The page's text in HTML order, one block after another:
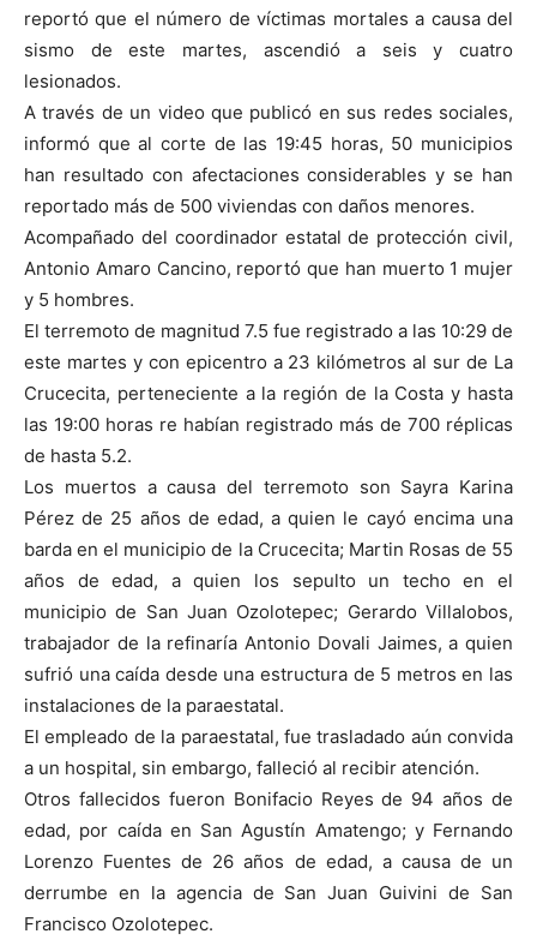
reportó que el número de víctimas mortales a causa del
sismo de este martes, ascendió a seis y cuatro
lesionados.
A través de un video que publicó en sus redes sociales,
informó que al corte de las 19:45 horas, 50 municipios
han resultado con afectaciones considerables y se han
reportado más de 500 viviendas con daños menores.
Acompañado del coordinador estatal de protección civil,
Antonio Amaro Cancino, reportó que han muerto 1 mujer
y 5 hombres.
El terremoto de magnitud 7.5 fue registrado a las 10:29 de
este martes y con epicentro a 23 kilómetros al sur de La
Crucecita, perteneciente a la región de la Costa y hasta
las 19:00 horas re habían registrado más de 700 réplicas
de hasta 5.2.
Los muertos a causa del terremoto son Sayra Karina
Pérez de 25 años de edad, a quien le cayó encima una
barda en el municipio de la Crucecita; Martin Rosas de 55
años de edad, a quien los sepulto un techo en el
municipio de San Juan Ozolotepec; Gerardo Villalobos,
trabajador de la refinaría Antonio Dovali Jaimes, a quien
sufrió una caída desde una estructura de 5 metros en las
instalaciones de la paraestatal.
El empleado de la paraestatal, fue trasladado aún convida
a un hospital, sin embargo, falleció al recibir atención.
Otros fallecidos fueron Bonifacio Reyes de 94 años de
edad, por caída en San Agustín Amatengo; y Fernando
Lorenzo Fuentes de 26 años de edad, a causa de un
derrumbe en la agencia de San Juan Guivini de San
Francisco Ozolotepec.